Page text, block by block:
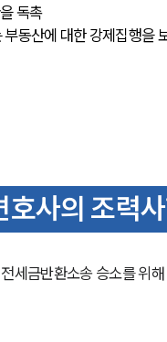
독촉
동산에 대한 강제집행을
사의 조력
세금반환소송 승소를 위